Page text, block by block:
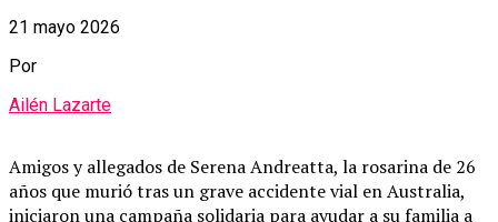
21 mayo 2026
Por
Ailén Lazarte
Amigos y allegados de Serena Andreatta, la rosarina de 26
años que murió tras un grave accidente vial en Australia,
iniciaron una campaña solidaria para ayudar a su familia a